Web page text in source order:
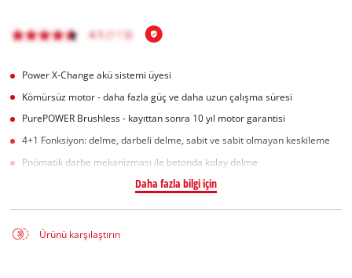
Power X-Change akü sistemi üyesi
Kömürsüz motor - daha fazla güç ve daha uzun çalışma süresi
PurePOWER Brushless - kayıttan sonra 10 yıl motor garantisi
4+1 Fonksiyon: delme, darbeli delme, sabit ve sabit olmayan keskileme
Pnömatik darbe mekanizması ile betonda kolay delme
Daha fazla bilgi için
Ürünü karşılaştırın